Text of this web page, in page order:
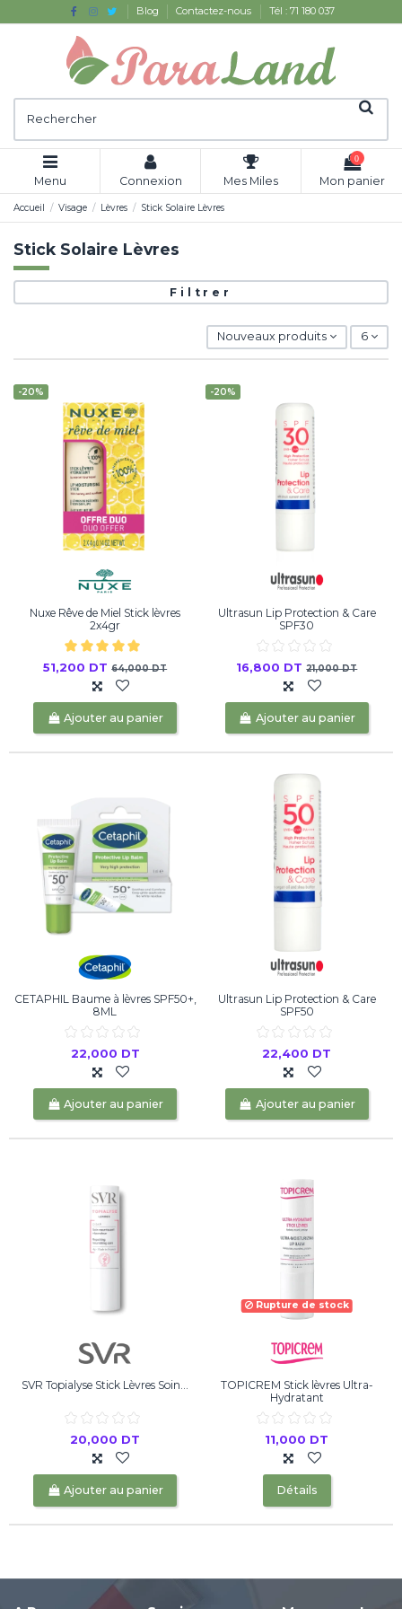
Blog Contactez-nous Tél : 71 180 037
Menu Connexion Mes Miles
0
Mon panier
Accueil Visage Lèvres Stick Solaire Lèvres
Stick Solaire Lèvres
Filtrer
Nouveaux produits 6
-20%
Nuxe Rêve de Miel Stick lèvres
2x4gr
51,200 DT64,000 DT
Ajouter au panier
-20%
Ultrasun Lip Protection & Care
SPF30
16,800 DT21,000 DT
Ajouter au panier
CETAPHIL Baume à lèvres SPF50+,
8ML
22,000 DT
Ajouter au panier
Ultrasun Lip Protection & Care
SPF50
22,400 DT
Ajouter au panier
SVR Topialyse Stick Lèvres Soin...
20,000 DT
Ajouter au panier
Rupture de stock
TOPICREM Stick lèvres Ultra-
Hydratant
11,000 DT
Détails